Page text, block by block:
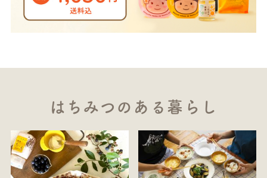
はちみつのある暮らし